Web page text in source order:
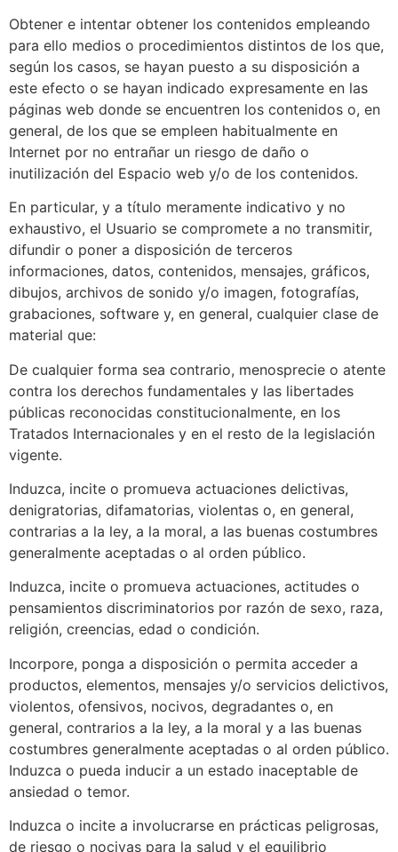
Obtener e intentar obtener los contenidos empleando
para ello medios o procedimientos distintos de los que,
según los casos, se hayan puesto a su disposición a
este efecto o se hayan indicado expresamente en las
páginas web donde se encuentren los contenidos o, en
general, de los que se empleen habitualmente en
Internet por no entrañar un riesgo de daño o
inutilización del Espacio web y/o de los contenidos.
En particular, y a título meramente indicativo y no
exhaustivo, el Usuario se compromete a no transmitir,
difundir o poner a disposición de terceros
informaciones, datos, contenidos, mensajes, gráficos,
dibujos, archivos de sonido y/o imagen, fotografías,
grabaciones, software y, en general, cualquier clase de
material que:
De cualquier forma sea contrario, menosprecie o atente
contra los derechos fundamentales y las libertades
públicas reconocidas constitucionalmente, en los
Tratados Internacionales y en el resto de la legislación
vigente.
Induzca, incite o promueva actuaciones delictivas,
denigratorias, difamatorias, violentas o, en general,
contrarias a la ley, a la moral, a las buenas costumbres
generalmente aceptadas o al orden público.
Induzca, incite o promueva actuaciones, actitudes o
pensamientos discriminatorios por razón de sexo, raza,
religión, creencias, edad o condición.
Incorpore, ponga a disposición o permita acceder a
productos, elementos, mensajes y/o servicios delictivos,
violentos, ofensivos, nocivos, degradantes o, en
general, contrarios a la ley, a la moral y a las buenas
costumbres generalmente aceptadas o al orden público.
Induzca o pueda inducir a un estado inaceptable de
ansiedad o temor.
Induzca o incite a involucrarse en prácticas peligrosas,
de riesgo o nocivas para la salud y el equilibrio